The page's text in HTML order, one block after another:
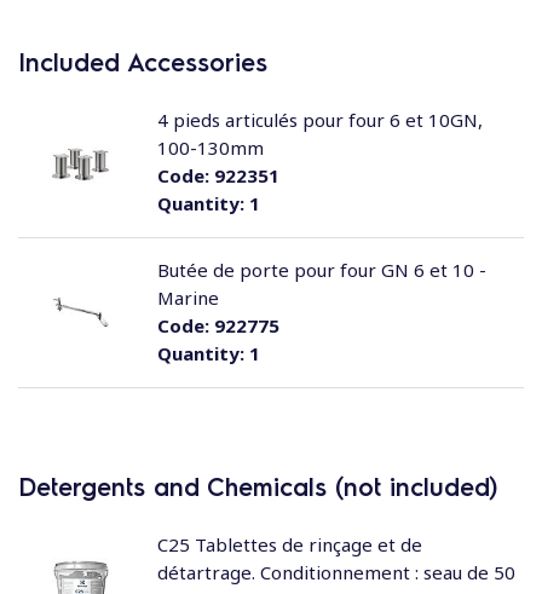
Included Accessories
Quantity:1
Code:922351
4 pieds articulés pour four 6 et 10GN,
100-130mm
Quantity:1
Code:922775
Butée de porte pour four GN 6 et 10 -
Marine
Detergents and Chemicals (not included)
C25 Tablettes de rinçage et de
détartrage. Conditionnement : seau de 50